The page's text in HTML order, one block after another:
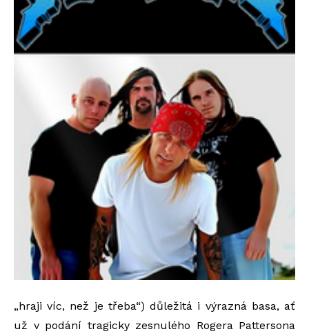
„hraji víc, než je třeba“) důležitá i výrazná basa, ať
už v podání tragicky zesnulého Rogera Pattersona